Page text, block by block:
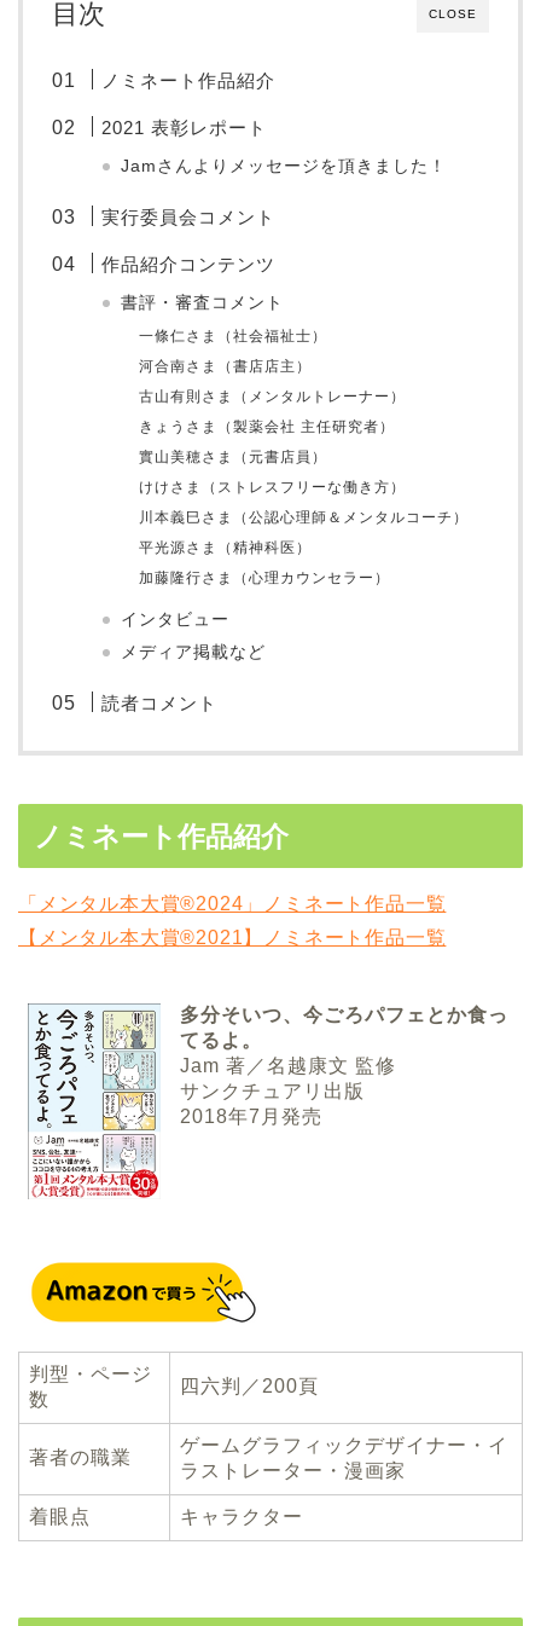
CLOSE
目次
ノミネート作品紹介
2021 表彰レポート
Jamさんよりメッセージを頂きました！
実行委員会コメント
作品紹介コンテンツ
書評・審査コメント
一條仁さま（社会福祉士）
河合南さま（書店店主）
古山有則さま（メンタルトレーナー）
きょうさま（製薬会社 主任研究者）
實山美穂さま（元書店員）
けけさま（ストレスフリーな働き方）
川本義巳さま（公認心理師＆メンタルコーチ）
平光源さま（精神科医）
加藤隆行さま（心理カウンセラー）
インタビュー
メディア掲載など
読者コメント
ノミネート作品紹介
「メンタル本大賞®2024」ノミネート作品一覧
【メンタル本大賞®2021】ノミネート作品一覧
多分そいつ、今ごろパフェとか食っ
てるよ。
Jam 著／名越康文 監修
サンクチュアリ出版
2018年7月発売
判型・ページ
数
四六判／200頁
著者の職業
ゲームグラフィックデザイナー・イ
ラストレーター・漫画家
着眼点 キャラクター